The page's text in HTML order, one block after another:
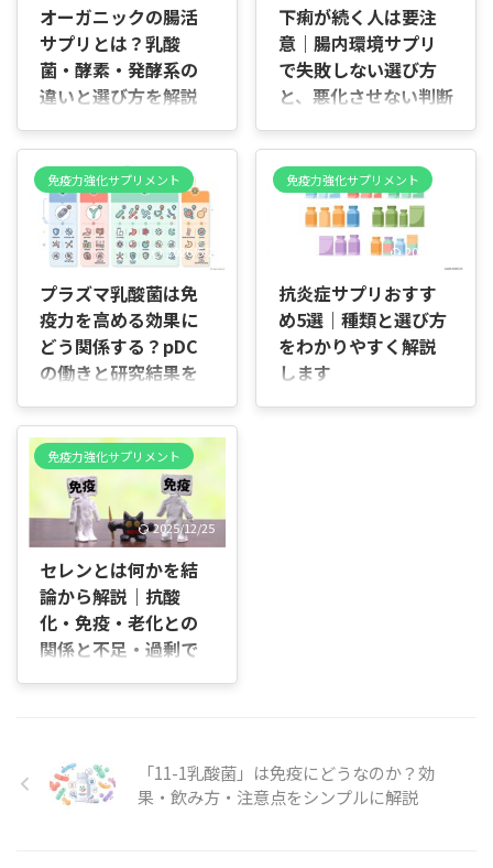
オーガニックの腸活
サプリとは？乳酸
菌・酵素・発酵系の
違いと選び方を解説
活サプリって、普通のサプリ
と何が違うの？」と感じたこ
とはありませんか。 乳酸菌・
酵素・発酵系など種類が多
く、どれを選べばいいのか迷
ってしまいますよね。体にや
ても、具体的な違いまでは分
かりにくいものです。 実際に
は、腸活サプリは働きごとに
役割が分かれており、目的に
感じにくくなることもありま
す。 この記事では、オーガニ
ック腸活サプリの基本と、乳
酸菌・酵素・発酵系それぞれ
の違いを整理しながら、自分
に合った選び方を分かりやす
くお伝えし ...
下痢が続く人は要注
意｜腸内環境サプリ
で失敗しない選び方
と、悪化させない判断
はじめに 結論から言うと、下
痢が続いている状態で腸内環
境サプリを選ぶなら、「腸を
刺激しないタイプ」を基準に
選ぶのが正解です。便秘向け
や腸を強く動かすサプリを選
ぶと、下痢は改善せず、むし
ろ長引きやすくなります。 下
痢が起きているときの腸は、
すでに過剰に動き、バリア機
能も弱っています。この状態
免疫力強化サプリメント
2026/5/2
プラズマ乳酸菌は免
疫力を高める効果に
どう関係する？pDC
の働きと研究結果を
はじめに 「プラズマ乳酸菌っ
て免疫にいいと聞くけど、実
際に体の中で何が起きている
の？」と感じたことはありま
せんか。 「pDCという細胞が
関係しているらしいけど、よ
く分からない」「ヨーグルト
や飲料で見かけるけど、本当
に続ける意味があるのか判断
できない」など、気になりつ
つもイメージが持てずに迷っ
続けるかどうかの判断もしに
くくなります。 この記事で
免疫力強化サプリメント
2026/7/1
抗炎症サプリおすす
め5選｜種類と選び方
をわかりやすく解説
します
断できる状態まで具体的に解
説していきます。順を追っ
免疫力強化サプリメント
2025/12/25
セレンとは何かを結
論から解説｜抗酸
化・免疫・老化との
関係と不足・過剰で
剰のリスクが見えないままサ
プリに頼るのが最も避けるべ
「11-1乳酸菌」は免疫にどうなのか？効
果・飲み方・注意点をシンプルに解説